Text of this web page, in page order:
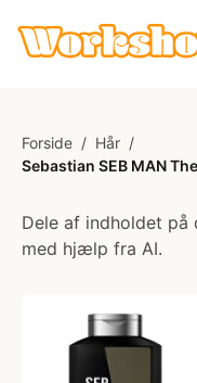
Forside / Hår /
Sebastian SEB MAN
Dele af indholdet på
med hjælp fra AI.